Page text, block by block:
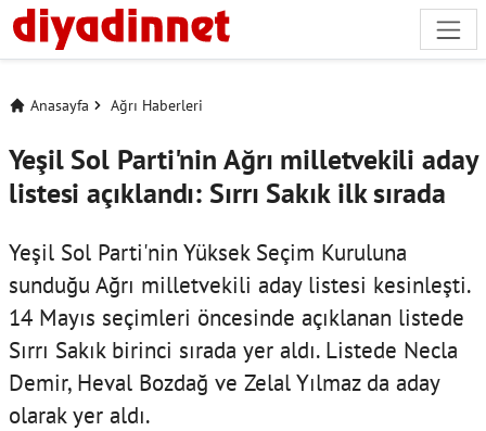
Anasayfa Ağrı Haberleri
Yeşil Sol Parti'nin Ağrı milletvekili aday
listesi açıklandı: Sırrı Sakık ilk sırada
Yeşil Sol Parti'nin Yüksek Seçim Kuruluna
sunduğu Ağrı milletvekili aday listesi kesinleşti.
14 Mayıs seçimleri öncesinde açıklanan listede
Sırrı Sakık birinci sırada yer aldı. Listede Necla
Demir, Heval Bozdağ ve Zelal Yılmaz da aday
olarak yer aldı.